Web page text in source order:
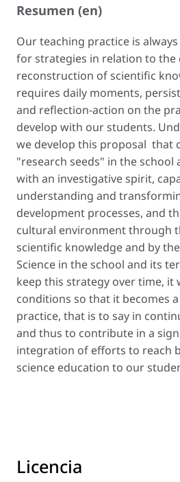
Resumen (en)
Our teaching practice is
for strategies in relation to the
reconstruction of scientific
requires daily moments,
and reflection-action on the
develop with our students.
we develop this proposal that
"research seeds" in the school
with an investigative spirit,
understanding and
development processes, and
cultural environment through
scientific knowledge and by
Science in the school and its
keep this strategy over time, it
conditions so that it becomes
practice, that is to say in
and thus to contribute in a
integration of efforts to reach
science education to our
Licencia